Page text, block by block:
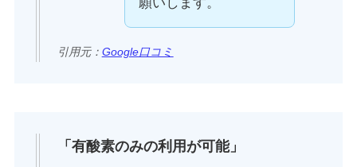
引用元： Google口コミ
「有酸素のみの利用が可能」